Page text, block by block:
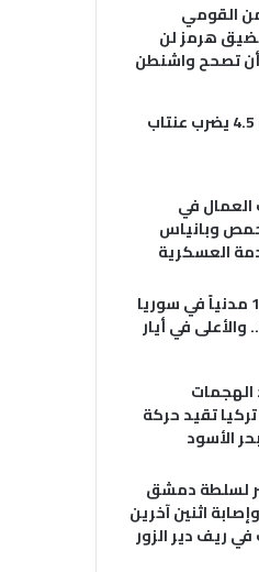
القومي
هرمز لن
تصحح واشنطن
زلزال بقوة 4.5 يضرب عنتاب
في
وبانياس
العسكرية
مقتل 1394 مدنياً في سوريا
الهجمات
تركيا تقيد حركة
الأسود
لسلطة دمشق
اثنين آخرين
ريف دير الزور